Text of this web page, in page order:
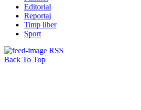
Editorial
Reportaj
Timp liber
Sport
RSS
Back To Top